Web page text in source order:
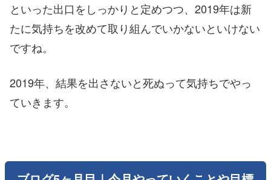
といった出口をしっかりと定めつつ、2019年は新
たに気持ちを改めて取り組んでいかないといけない
ですね。
2019年、結果を出さないと死ぬって気持ちでやっ
ていきます。